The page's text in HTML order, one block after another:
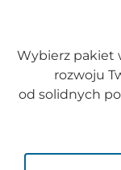
Wybierz pakiet
rozwoju
od solidnych